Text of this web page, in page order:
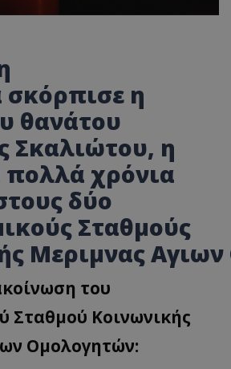
σκόρπισε η
θανάτου
Σκαλιώτου, η
πολλά χρόνια
δύο
Σταθμούς
ΜεριμναςΑγιων
του
Σταθμού Κοινωνικής
Ομολογητών: